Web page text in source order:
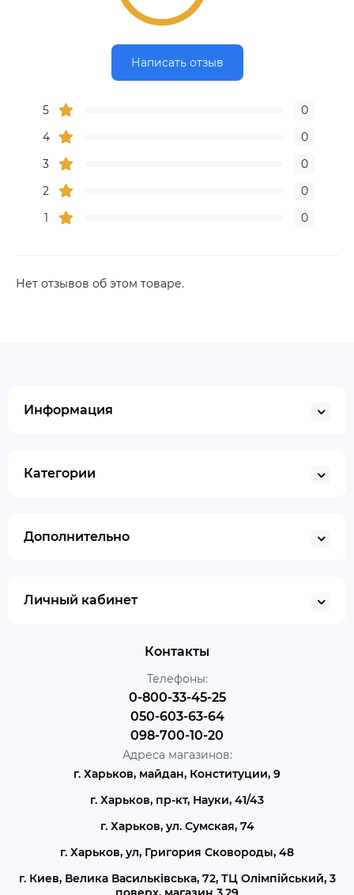
Написать отзыв
5
0
4
0
3
0
2
0
1
0
Нет отзывов об этом товаре.
Информация
Категории
Дополнительно
Личный кабинет
Контакты
Телефоны:
0-800-33-45-25
050-603-63-64
098-700-10-20
Адреса магазинов:
г. Харьков, майдан, Конституции, 9
г. Харьков, пр-кт, Науки, 41/43
г. Харьков, ул. Сумская, 74
г. Харьков, ул, Григория Сковороды, 48
г. Киев, Велика Васильківська, 72, ТЦ Олімпійський, 3